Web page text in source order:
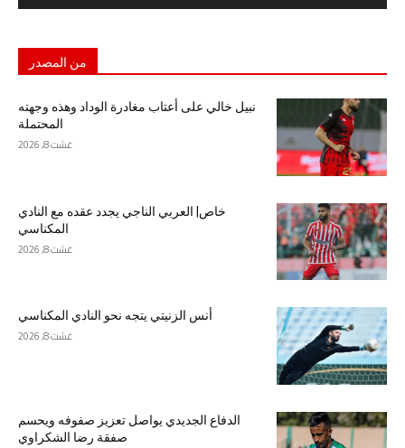
من المصدر
نبيل خالي على أعتاب مغادرة الوداد وهذه وجهته
المحتملة
غشت 8, 2026
خاص| العربي الناجي يجدد عقده مع النادي
المكناسي
غشت 8, 2026
أنس الزنيتي يتجه نحو النادي المكناسي
غشت 8, 2026
الدفاع الجديدي يواصل تعزيز صفوفه ويحسم
صفقة رضا الشكراوي